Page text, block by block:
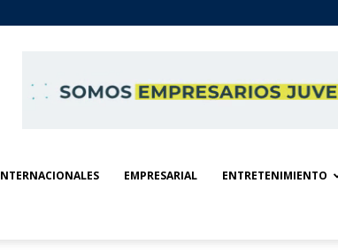
EMPRESARIAL ENTRETENIMIENTO